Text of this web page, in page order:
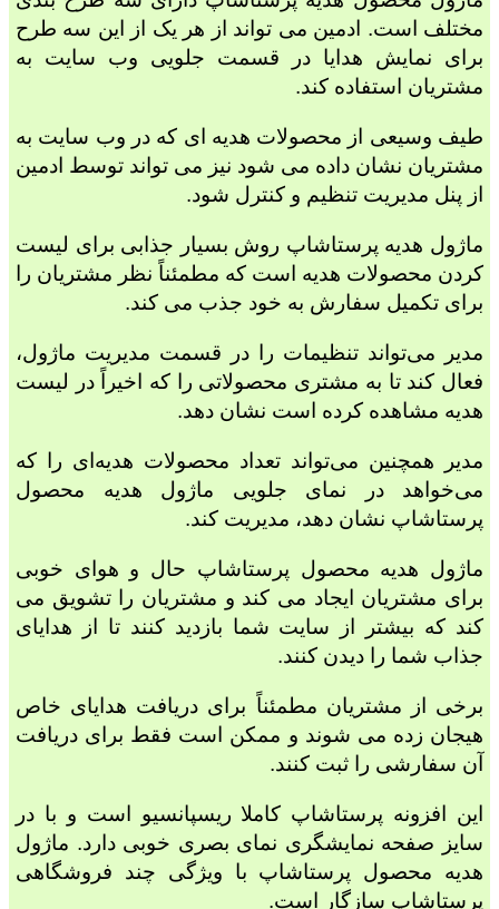
مختلف است. ادمین می تواند از هر یک از این سه طرح
برای نمایش هدایا در قسمت جلویی وب سایت به
مشتریان استفاده کند.
طیف وسیعی از محصولات هدیه ای که در وب سایت به
مشتریان نشان داده می شود نیز می تواند توسط ادمین
از پنل مدیریت تنظیم و کنترل شود.
ماژول هدیه پرستاشاپ روش بسیار جذابی برای لیست
کردن محصولات هدیه است که مطمئناً نظر مشتریان را
برای تکمیل سفارش به خود جذب می کند.
مدیر می‌تواند تنظیمات را در قسمت مدیریت ماژول،
فعال کند تا به مشتری محصولاتی را که اخیراً در لیست
هدیه مشاهده کرده است نشان دهد.
مدیر همچنین می‌تواند تعداد محصولات هدیه‌ای را که
می‌خواهد در نمای جلویی ماژول هدیه محصول
پرستاشاپ نشان دهد، مدیریت کند.
ماژول هدیه محصول پرستاشاپ حال و هوای خوبی
برای مشتریان ایجاد می کند و مشتریان را تشویق می
کند که بیشتر از سایت شما بازدید کنند تا از هدایای
جذاب شما را دیدن کنند.
برخی از مشتریان مطمئناً برای دریافت هدایای خاص
هیجان زده می شوند و ممکن است فقط برای دریافت
آن سفارشی را ثبت کنند.
این افزونه پرستاشاپ کاملا ریسپانسیو است و با در
سایز صفحه نمایشگری نمای بصری خوبی دارد. ماژول
هدیه محصول پرستاشاپ با ویژگی چند فروشگاهی
پرستاشاپ سازگار است.